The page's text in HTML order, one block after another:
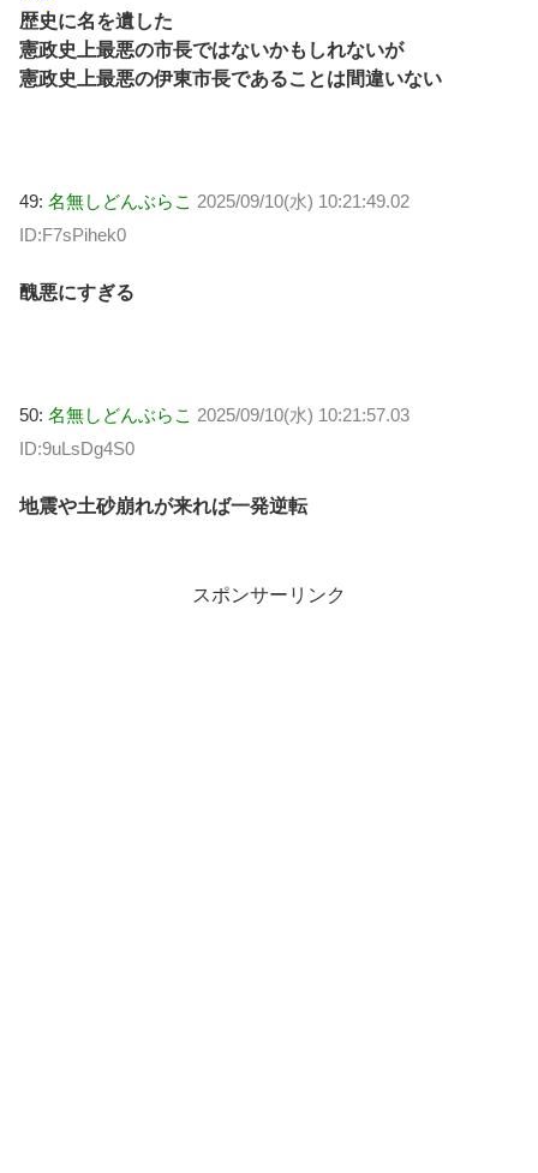
歴史に名を遺した
憲政史上最悪の市長ではないかもしれないが
憲政史上最悪の伊東市長であることは間違いない
49: 名無しどんぶらこ 2025/09/10(水) 10:21:49.02
ID:F7sPihek0
醜悪にすぎる
50: 名無しどんぶらこ 2025/09/10(水) 10:21:57.03
ID:9uLsDg4S0
地震や土砂崩れが来れば一発逆転
スポンサーリンク